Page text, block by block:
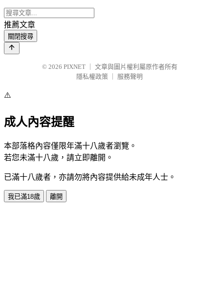
推薦文章
關閉搜尋
© 2026 PIXNET
文章與圖片權利屬原作者所有
隱私權政策
服務聲明
⚠️
成人內容提醒
本部落格內容僅限年滿十八歲者瀏覽。
若您未滿十八歲，請立即離開。
已滿十八歲者，亦請勿將內容提供給未成年人士。
我已滿18歲 離開